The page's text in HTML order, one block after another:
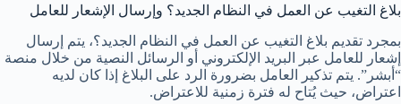
بلاغ التغيب عن العمل في النظام الجديد؟ وإرسال الإشعار للعامل
بمجرد تقديم بلاغ التغيب عن العمل في النظام الجديد؟، يتم إرسال
إشعار للعامل عبر البريد الإلكتروني أو الرسائل النصية من خلال منصة
“أبشر”. يتم تذكير العامل بضرورة الرد على البلاغ إذا كان لديه
اعتراض، حيث يُتاح له فترة زمنية للاعتراض.